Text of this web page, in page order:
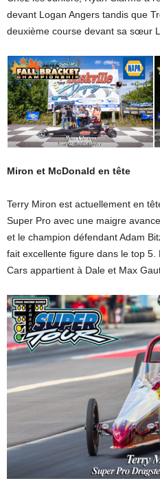
devant Logan Angers tandis que
deuxième course devant sa sœur
Miron et McDonald en tête
Terry Miron est actuellement en
Super Pro avec une maigre
et le champion défendant Adam
fait excellente figure dans le top
Cars appartient à Dale et Max